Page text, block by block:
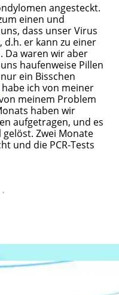
angesteckt.
einen und
dass unser Virus
er kann zu einer
Da waren wir aber
haufenweise Pillen
ein Bisschen
habe ich von meiner
meinem Problem
haben wir
aufgetragen, und es
Zwei Monate
und die PCR-Tests